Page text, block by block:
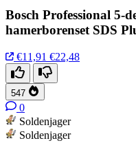
Bosch Professional 5-
hamerborenset SDS
€11,91 €22,48
547
0
Soldenjager
Soldenjager